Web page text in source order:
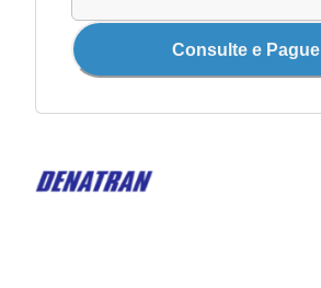
Consulte e Pague